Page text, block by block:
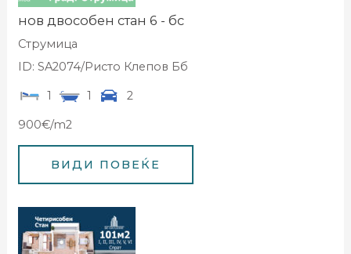
нов двособен стан 6 - бс
Струмица
ID: SA2074/Ристо Клепов Бб
1 1 2
900€/m2